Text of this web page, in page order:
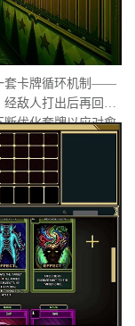
套卡牌循环机制——
敌人打出后再回归
优化套牌以应对愈
独特的复古像素画
出兼具复古感与精